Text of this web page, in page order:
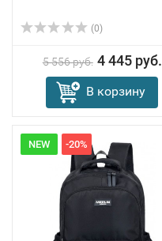
(0)
5 556 руб. 4 445 руб.
В корзину
NEW -20%